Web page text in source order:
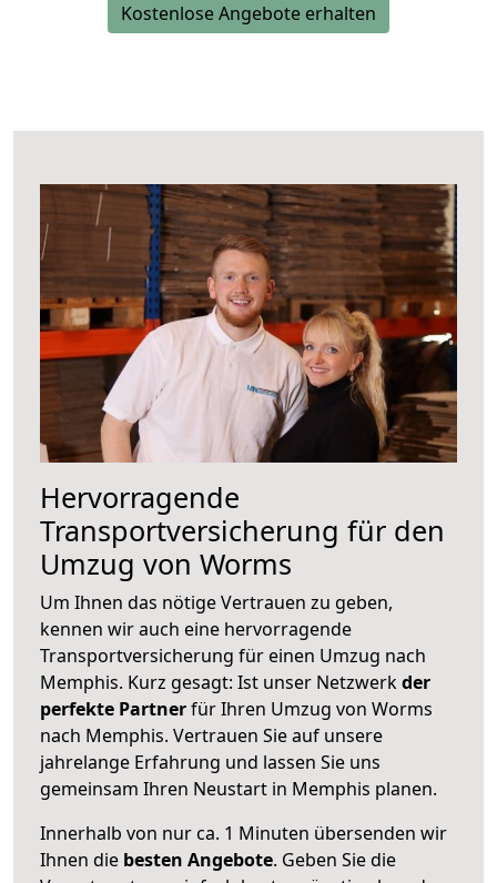
Kostenlose Angebote erhalten
Hervorragende
Transportversicherung für den
Umzug von Worms
Um Ihnen das nötige Vertrauen zu geben,
kennen wir auch eine hervorragende
Transportversicherung für einen Umzug nach
Memphis. Kurz gesagt: Ist unser Netzwerkder
perfekte Partnerfür Ihren Umzug von Worms
nach Memphis. Vertrauen Sie auf unsere
jahrelange Erfahrung und lassen Sie uns
gemeinsam Ihren Neustart in Memphis planen.
Innerhalb von nur ca. 1 Minuten übersenden wir
Ihnen die besten Angebote. Geben Sie die